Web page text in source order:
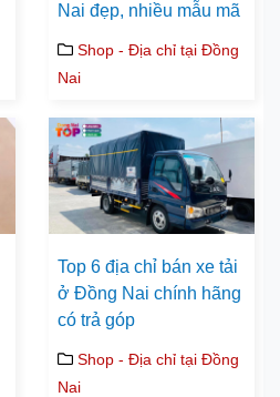
Nai đẹp, nhiều mẫu mã
Shop - Địa chỉ tại Đồng
Nai
Top 6 địa chỉ bán xe tải
ở Đồng Nai chính hãng
có trả góp
Shop - Địa chỉ tại Đồng
Nai